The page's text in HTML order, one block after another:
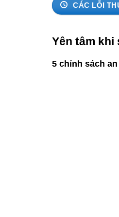
CÁC LỖI
Yên tâm khi
5 chính sách an